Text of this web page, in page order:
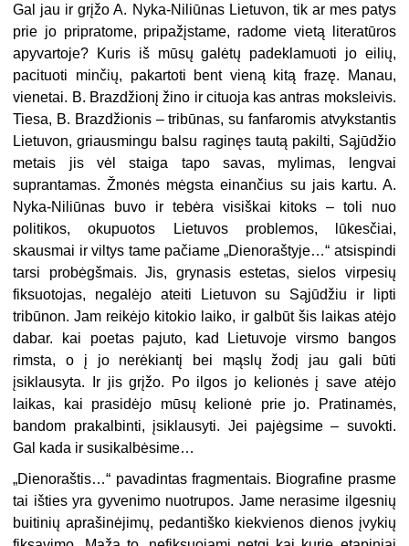
Gal jau ir grįžo A. Nyka-Niliūnas Lietuvon, tik ar mes patys
prie jo pripratome, pripažįstame, radome vietą literatūros
apyvartoje? Kuris iš mūsų galėtų padeklamuoti jo ei­lių,
pacituoti minčių, pakartoti bent vieną kitą frazę. Manau,
vienetai. B. Brazdžionį žino ir cituoja kas antras moksleivis.
Tiesa, B. Braz­džionis – tribūnas, su fanfaromis atvykstantis
Lietuvon, griausmingu balsu raginęs tautą pakilti, Sąjūdžio
metais jis vėl staiga tapo savas, my­limas, lengvai
suprantamas. Žmo­nės mėgsta einančius su jais kar­tu. A.
Nyka-Niliūnas buvo ir tebėra visiškai kitoks – toli nuo
politikos, okupuotos Lietuvos problemos, lū­kesčiai,
skausmai ir viltys tame pa­čiame „Dienoraštyje…“ atsispindi
tarsi probėgšmais. Jis, grynasis es­tetas, sielos virpesių
fiksuotojas, ne­galėjo ateiti Lietuvon su Sąjūdžiu ir lipti
tribūnon. Jam reikėjo kitokio laiko, ir galbūt šis laikas atėjo
da­bar. kai poetas pajuto, kad Lietuvo­je virsmo bangos
rimsta, o į jo nerė­kiantį bei mąslų žodį jau gali būti
įsiklausyta. Ir jis grįžo. Po ilgos jo kelionės į save atėjo
laikas, kai pra­sidėjo mūsų kelionė prie jo. Pratinamės,
bandom prakalbinti, įsiklau­syti. Jei pajėgsime – suvokti.
Gal kada ir susikalbėsime…
„Dienoraštis…“ pavadintas frag­mentais. Biografine prasme
tai iš­ties yra gyvenimo nuotrupos. Jame nerasime ilgesnių
buitinių apraši­nėjimų, pedantiško kiekvienos die­nos įvykių